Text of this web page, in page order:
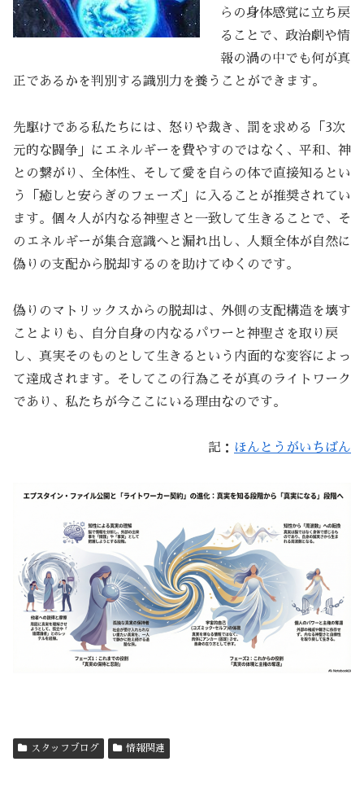
らの身体感覚に立ち戻
ることで、政治劇や情
報の渦の中でも何が真
正であるかを判別する識別力を養うことができます。
先駆けである私たちには、怒りや裁き、罰を求める「3次
元的な闘争」にエネルギーを費やすのではなく、平和、神
との繋がり、全体性、そして愛を自らの体で直接知るとい
う「癒しと安らぎのフェーズ」に入ることが推奨されてい
ます。個々人が内なる神聖さと一致して生きることで、そ
のエネルギーが集合意識へと漏れ出し、人類全体が自然に
偽りの支配から脱却するのを助けてゆくのです。
偽りのマトリックスからの脱却は、外側の支配構造を壊す
ことよりも、自分自身の内なるパワーと神聖さを取り戻
し、真実そのものとして生きるという内面的な変容によっ
て達成されます。そしてこの行為こそが真のライトワーク
であり、私たちが今ここにいる理由なのです。
記： ほんとうがいちばん
スタッフブログ 情報関連